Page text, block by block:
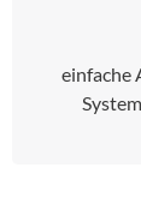
einfache